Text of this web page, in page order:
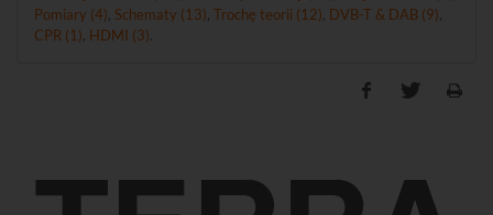
Pomiary (4) Schematy (13) Trochę teorii (12) DVB-T & DAB (9)
CPR (1) HDMI (3)